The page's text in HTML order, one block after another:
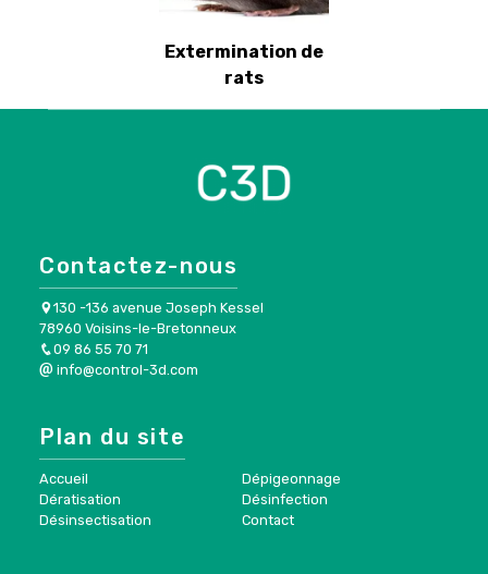
Extermination de
rats
Contactez-nous
130 -136 avenue Joseph Kessel
78960 Voisins-le-Bretonneux
09 86 55 70 71
info@control-3d.com
Plan du site
Accueil
Dératisation
Désinsectisation
Dépigeonnage
Désinfection
Contact